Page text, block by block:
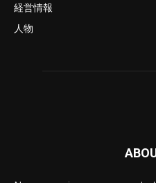
経営情報
人物